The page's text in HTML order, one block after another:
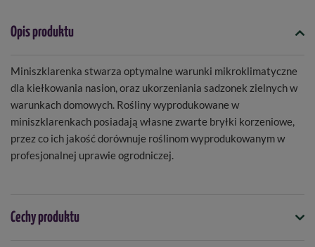
Opis produktu
Miniszklarenka stwarza optymalne warunki mikroklimatyczne
dla kiełkowania nasion, oraz ukorzeniania sadzonek zielnych w
warunkach domowych. Rośliny wyprodukowane w
miniszklarenkach posiadają własne zwarte bryłki korzeniowe,
przez co ich jakość dorównuje roślinom wyprodukowanym w
profesjonalnej uprawie ogrodniczej.
Cechy produktu